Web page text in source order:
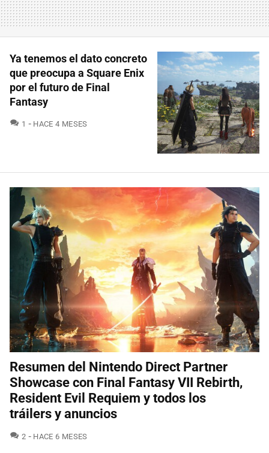
Ya tenemos el dato concreto
que preocupa a Square Enix
por el futuro de Final
Fantasy
1 COMENTARIOS
HACE 4 MESES
Resumen del Nintendo Direct Partner
Showcase con Final Fantasy VII Rebirth,
Resident Evil Requiem y todos los
tráilers y anuncios
2 COMENTARIOS
HACE 6 MESES